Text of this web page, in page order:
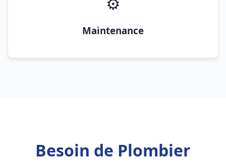
Maintenance
Besoin de Plombier